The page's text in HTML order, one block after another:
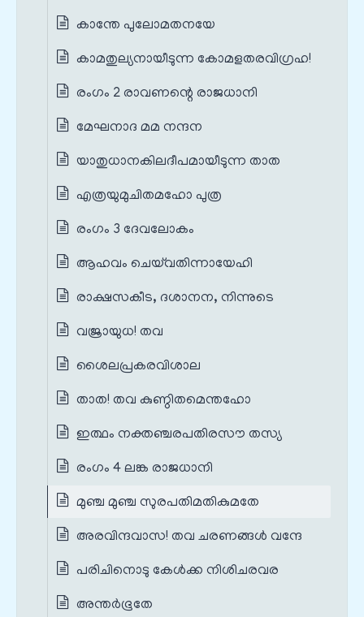
കാന്തേ പുലോമതനയേ
കാമതുല്യനായീടുന്ന കോമളതരവിഗ്രഹ!
രംഗം 2 രാവണന്റെ രാജധാനി
മേഘനാദ മമ നന്ദന
യാതുധാനകിലദീപമായീടുന്ന താത
എത്രയുമുചിതമഹോ പുത്ര
രംഗം 3 ദേവലോകം
ആഹവം ചെയ്‌വതിന്നായേഹി
രാക്ഷസകീട, ദശാനന, നിന്നുടെ
വജ്രായുധ! തവ
ശൈലപ്രകരവിശാല
താത! തവ കുണ്ഠിതമെന്തഹോ
ഇത്ഥം നക്തഞ്ചരപതിരസൗ തസ്യ
രംഗം 4 ലങ്ക രാജധാനി
മുഞ്ച മുഞ്ച സുരപതിമതികുമതേ
അരവിന്ദവാസ! തവ ചരണങ്ങൾ വന്ദേ
പരിചിനൊടു കേൾക്ക നിശിചരവര
അന്തർഭൂതേ